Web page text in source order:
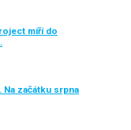
míří do
začátku srpna